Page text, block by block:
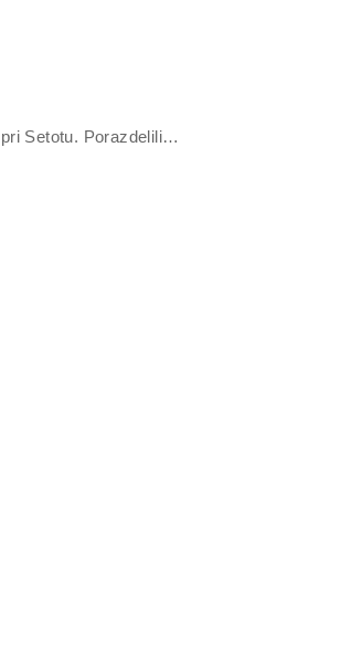
Setotu. Porazdelili…